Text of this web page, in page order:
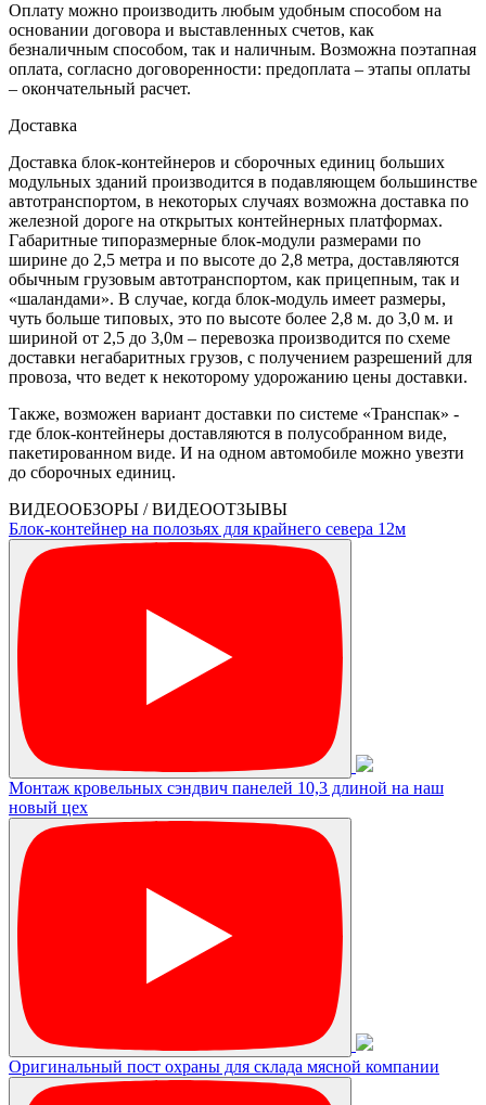
Оплату можно производить любым удобным способом на
основании договора и выставленных счетов, как
безналичным способом, так и наличным. Возможна поэтапная
оплата, согласно договоренности: предоплата – этапы оплаты
– окончательный расчет.
Доставка
Доставка блок-контейнеров и сборочных единиц больших
модульных зданий производится в подавляющем большинстве
автотранспортом, в некоторых случаях возможна доставка по
железной дороге на открытых контейнерных платформах.
Габаритные типоразмерные блок-модули размерами по
ширине до 2,5 метра и по высоте до 2,8 метра, доставляются
обычным грузовым автотранспортом, как прицепным, так и
«шаландами». В случае, когда блок-модуль имеет размеры,
чуть больше типовых, это по высоте более 2,8 м. до 3,0 м. и
шириной от 2,5 до 3,0м – перевозка производится по схеме
доставки негабаритных грузов, с получением разрешений для
провоза, что ведет к некоторому удорожанию цены доставки.
Также, возможен вариант доставки по системе «Транспак» -
где блок-контейнеры доставляются в полусобранном виде,
пакетированном виде. И на одном автомобиле можно увезти
до сборочных единиц.
ВИДЕООБЗОРЫ / ВИДЕООТЗЫВЫ
Блок-контейнер на полозьях для крайнего севера 12м
Монтаж кровельных сэндвич панелей 10,3 длиной на наш
новый цех
Оригинальный пост охраны для склада мясной компании